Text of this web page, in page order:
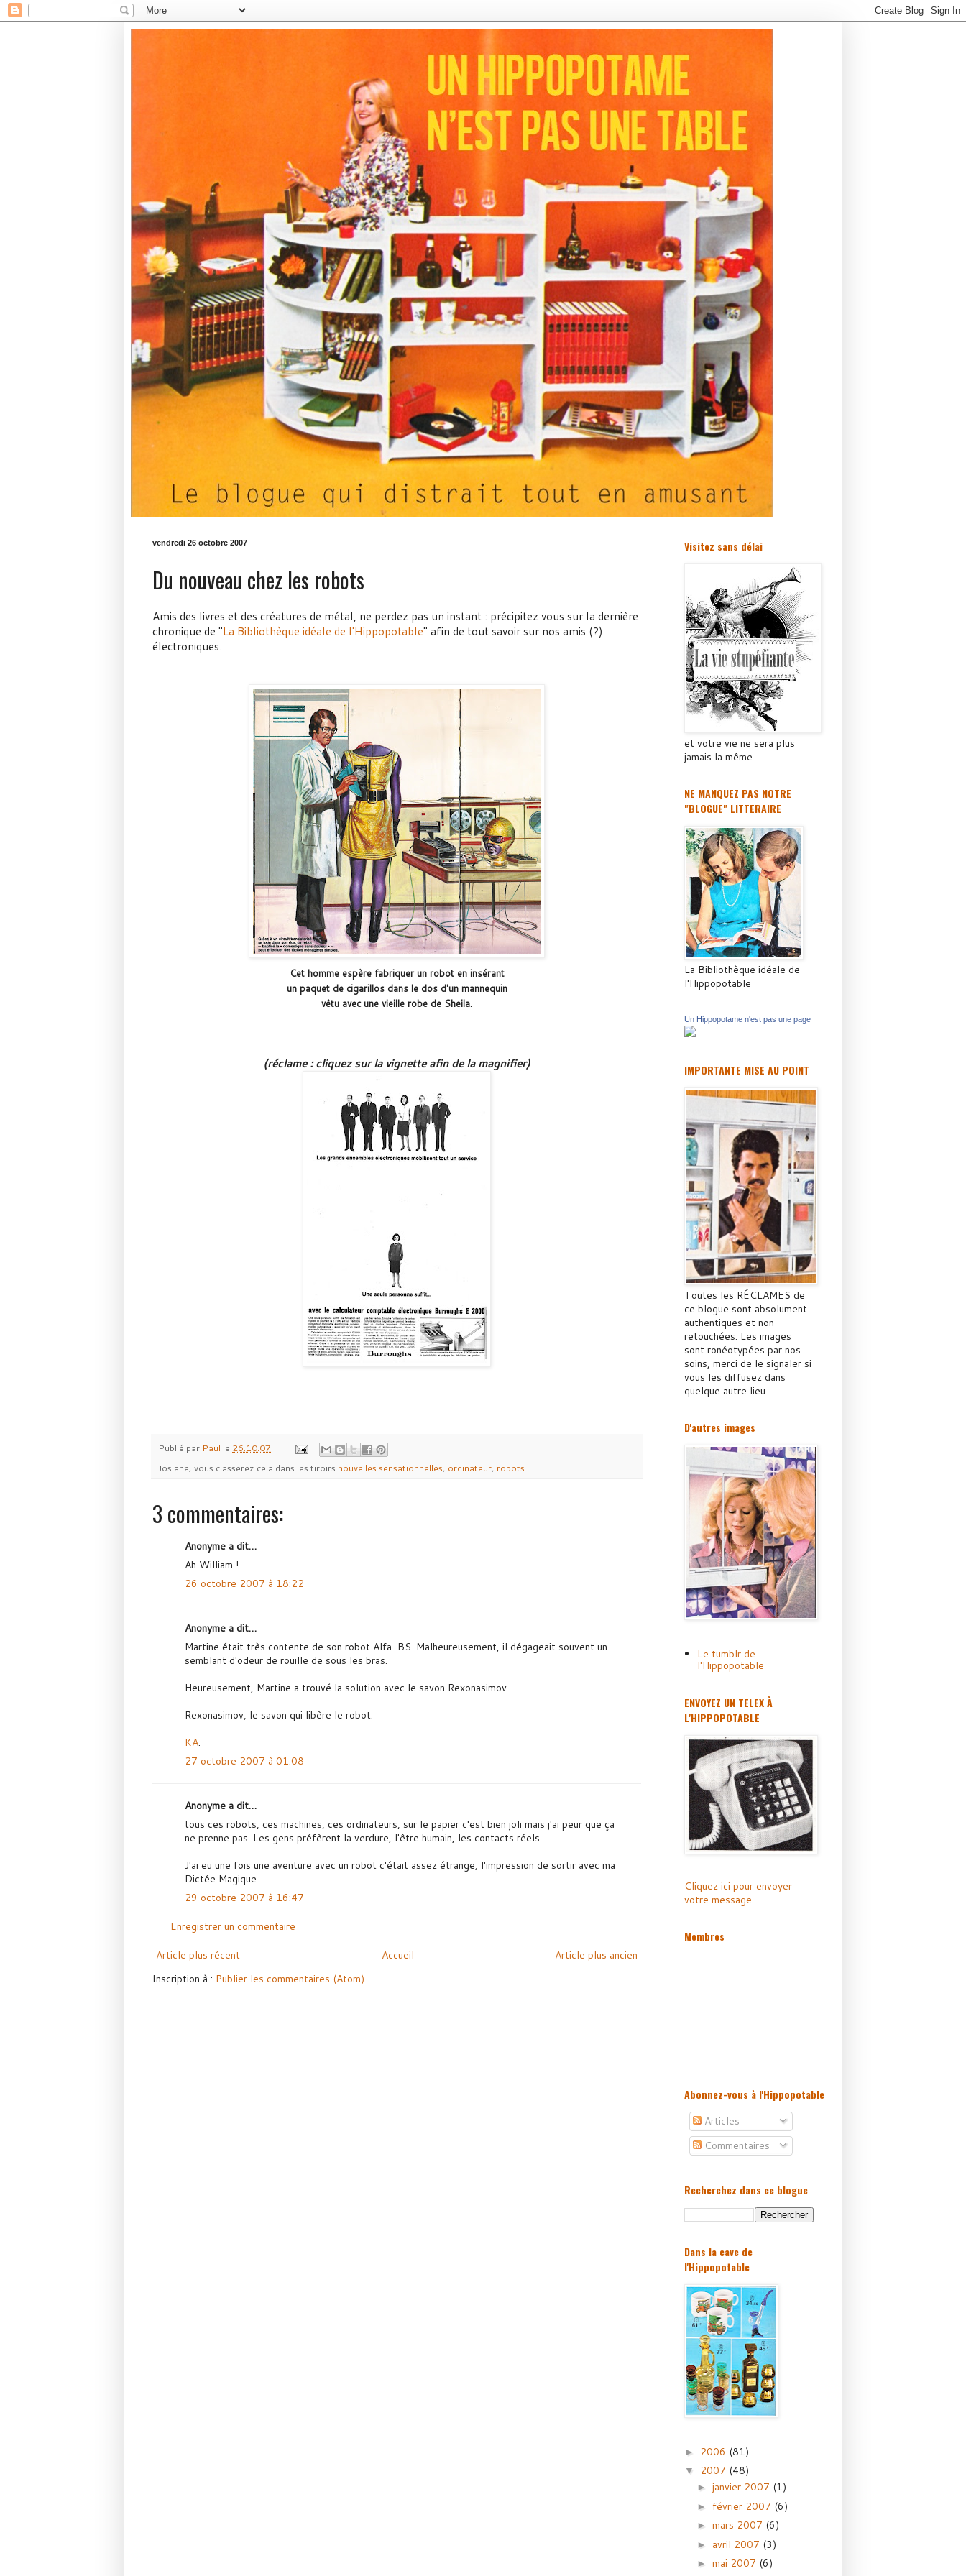
vendredi 26 octobre 2007
Du nouveau chez les robots
Amis des livres et des créatures de métal, ne perdez pas un instant : précipitez vous sur la dernière
chronique de "La Bibliothèque idéale de l'Hippopotable" afin de tout savoir sur nos amis (?)
électroniques.
Cet homme espère fabriquer un robot en insérant
un paquet de cigarillos dans le dos d'un mannequin
vêtu avec une vieille robe de Sheila.
(réclame : cliquez sur la vignette afin de la magnifier)
Publié par Paul le 26.10.07
Josiane, vous classerez cela dans les tiroirs nouvelles sensationnelles, ordinateur, robots
3 commentaires:
Anonyme a dit…
Ah William !
26 octobre 2007 à 18:22
Anonyme a dit…
Martine était très contente de son robot Alfa-BS. Malheureusement, il dégageait souvent un
semblant d'odeur de rouille de sous les bras.
Heureusement, Martine a trouvé la solution avec le savon Rexonasimov.
Rexonasimov, le savon qui libère le robot.
KA.
27 octobre 2007 à 01:08
Anonyme a dit…
tous ces robots, ces machines, ces ordinateurs, sur le papier c'est bien joli mais j'ai peur que ça
ne prenne pas. Les gens préfèrent la verdure, l'être humain, les contacts réels.
J'ai eu une fois une aventure avec un robot c'était assez étrange, l'impression de sortir avec ma
Dictée Magique.
29 octobre 2007 à 16:47
Enregistrer un commentaire
Article plus récent
Article plus ancien
Accueil
Inscription à : Publier les commentaires (Atom)
Visitez sans délai
et votre vie ne sera plus
jamais la même.
NE MANQUEZ PAS NOTRE
"BLOGUE" LITTERAIRE
La Bibliothèque idéale de
l'Hippopotable
Un Hippopotame n'est pas une page
IMPORTANTE MISE AU POINT
Toutes les RÉCLAMES de
ce blogue sont absolument
authentiques et non
retouchées. Les images
sont ronéotypées par nos
soins, merci de le signaler si
vous les diffusez dans
quelque autre lieu.
D'autres images
Le tumblr de
l'Hippopotable
ENVOYEZ UN TELEX À
L'HIPPOPOTABLE
Cliquez ici pour envoyer
votre message
Membres
Abonnez-vous à l'Hippopotable
Articles
Commentaires
Recherchez dans ce blogue
Dans la cave de
l'Hippopotable
► 2006 (81)
▼ 2007 (48)
► janvier 2007 (1)
► février 2007 (6)
► mars 2007 (6)
► avril 2007 (3)
► mai 2007 (6)